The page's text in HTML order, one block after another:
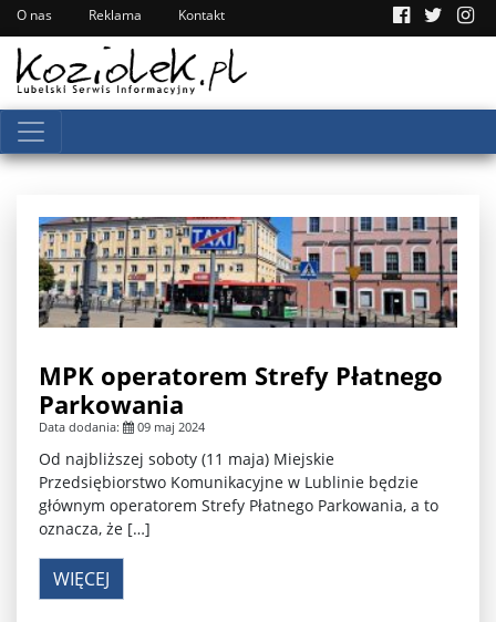
O nas Reklama Kontakt
MPK operatorem Strefy Płatnego
Parkowania
Data dodania: 09 maj 2024
Od najbliższej soboty (11 maja) Miejskie
Przedsiębiorstwo Komunikacyjne w Lublinie będzie
głównym operatorem Strefy Płatnego Parkowania, a to
oznacza, że […]
WIĘCEJ